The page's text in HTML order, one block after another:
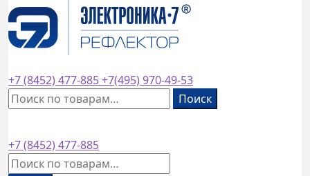
+7 (8452) 477-885+7(495) 970-49-53
Искать:
Поиск
+7 (8452) 477-885
Искать: